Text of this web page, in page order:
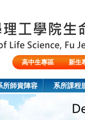
高中生專區
新生
所師資陣容 系所課程